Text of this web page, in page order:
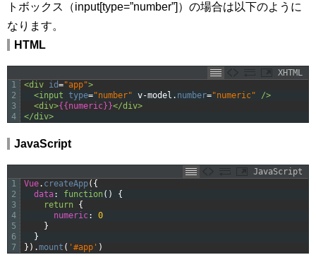
トボックス（input[type=”number”]）の場合は以下のように
なります。
HTML
XHTML
1
2
3
4
<div id="app">
<input type="number" v-model . number="numeric" />
<div>{{numeric}}</div>
</div>
JavaScript
JavaScript
1
2
3
4
5
6
7
Vue. createApp( {
data: function ( )
{
return
{
numeric:
0
}
}
} ) .mount ( '#app' )